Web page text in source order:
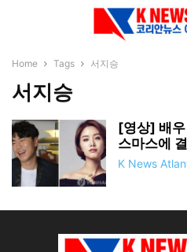
Home Tags 서지승
서지승
[영상] 배
스마스에
K News